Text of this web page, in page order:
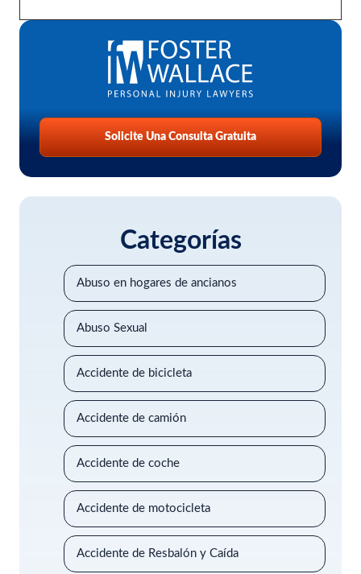
Solicite Una Consulta Gratuita
Categorías
Abuso en hogares de ancianos
Abuso Sexual
Accidente de bicicleta
Accidente de camión
Accidente de coche
Accidente de motocicleta
Accidente de Resbalón y Caída